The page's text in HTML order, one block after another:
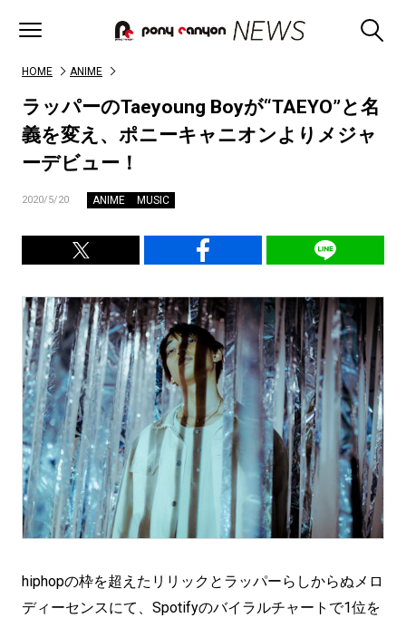
HOME ANIME
ラッパーのTaeyoung Boyが“TAEYO”と名
義を変え、ポニーキャニオンよりメジャ
ーデビュー！
2020/5/20 ANIME MUSIC
hiphopの枠を超えたリリックとラッパーらしからぬメロ
ディーセンスにて、Spotifyのバイラルチャートで1位を